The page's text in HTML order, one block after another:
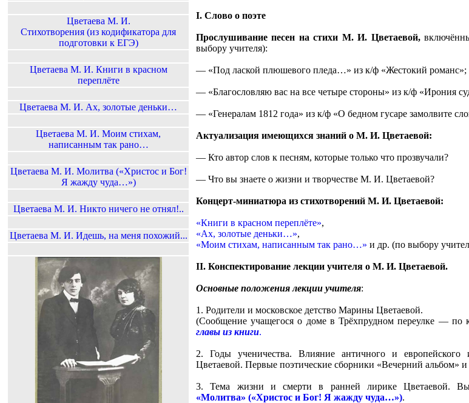
Цветаева М. И.
Стихотворения (из кодификатора для
подготовки к ЕГЭ)
Цветаева М. И. Книги в красном
переплёте
Цветаева М. И. Ах, золотые деньки…
Цветаева М. И. Моим стихам,
написанным так рано…
Цветаева М. И. Молитва («Христос и Бог!
Я жажду чуда…»)
Цветаева М. И. Никто ничего не отнял!..
Цветаева М. И. Идешь, на меня похожий...
I. Слово о поэте
Прослушивание песен на стихи М. И. Цветаевой,
выбору учителя):
— «Под лаской плюшевого пледа…» из к/ф «Жестокий романс»;
— «Благословляю вас на все четыре стороны» из к/ф «Ирония
— «Генералам 1812 года» из к/ф «О бедном гусаре замолвите
Актуализация имеющихся знаний о М. И. Цветаевой:
— Кто автор слов к песням, которые только что прозвучали?
— Что вы знаете о жизни и творчестве М. И. Цветаевой?
Концерт-миниатюра из стихотворений М. И. Цветаевой:
«Книги в красном переплёте»,
«Ах, золотые деньки…»,
«Моим стихам, написанным так рано…» и др. (по выбору
II. Конспектирование лекции учителя о М. И. Цветаевой.
Основные положения лекции учителя:
1. Родители и московское детство Марины Цветаевой.
(Сообщение учащегося о доме в Трёхпрудном переулке —
главы из книги.
2. Годы ученичества. Влияние античного и
Цветаевой. Первые поэтические сборники «Вечерний альбом»
3. Тема жизни и смерти в ранней лирике Цветаевой.
«Молитва» («Христос и Бог! Я жажду чуда…»).